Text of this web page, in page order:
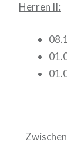
Herren II: